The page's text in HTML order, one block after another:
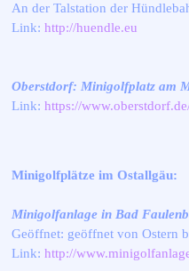
An der Talstation der
Link: http://huendle.eu
Oberstdorf: Minigolfplatz am
Link: https://
Minigolfplätze im Ostallgäu:
Minigolfanlage in Bad
Geöffnet: geöffnet von Ostern
Link: http://